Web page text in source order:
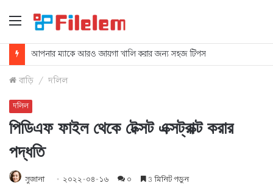
মেনু
আপনার ম্যাকে আরও জায়গা খালি করার জন্য সহজ টিপস
বাড়ি / দলিল
দলিল
পিডিএফ ফাইল থেকে টেক্সট এক্সট্রাক্ট করার
পদ্ধতি
সুজানা ২০২২-০৪-১৬ ০ 3 মিনিট পড়ুন